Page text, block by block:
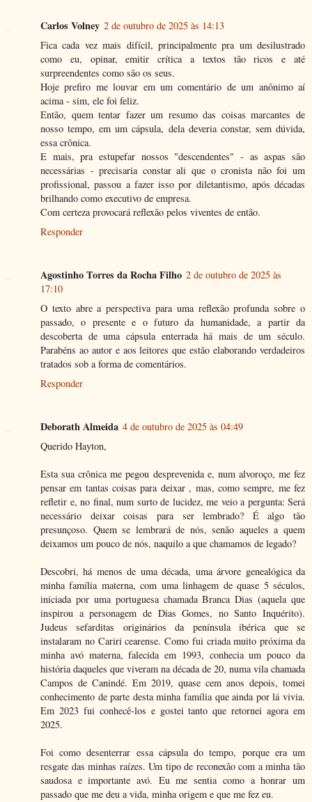
Carlos Volney 2 de outubro de 2025 às 14:13
Fica cada vez mais difícil, principalmente pra um desilustrado
como eu, opinar, emitir crítica a textos tão ricos e até
surpreendentes como são os seus.
Hoje prefiro me louvar em um comentário de um anônimo aí
acima - sim, ele foi feliz.
Então, quem tentar fazer um resumo das coisas marcantes de
nosso tempo, em um cápsula, dela deveria constar, sem dúvida,
essa crônica.
E mais, pra estupefar nossos "descendentes" - as aspas são
necessárias - precisaria constar ali que o cronista não foi um
profissional, passou a fazer isso por diletantismo, após décadas
brilhando como executivo de empresa.
Com certeza provocará reflexão pelos viventes de então.
Responder
Agostinho Torres da Rocha Filho 2 de outubro de 2025 às
17:10
O texto abre a perspectiva para uma reflexão profunda sobre o
passado, o presente e o futuro da humanidade, a partir da
descoberta de uma cápsula enterrada há mais de um século.
Parabéns ao autor e aos leitores que estão elaborando verdadeiros
tratados sob a forma de comentários.
Responder
Deborath Almeida 4 de outubro de 2025 às 04:49
Querido Hayton,
Esta sua crônica me pegou desprevenida e, num alvoroço, me fez
pensar em tantas coisas para deixar , mas, como sempre, me fez
refletir e, no final, num surto de lucidez, me veio a pergunta: Será
necessário deixar coisas para ser lembrado? É algo tão
presunçoso. Quem se lembrará de nós, senão aqueles a quem
deixamos um pouco de nós, naquilo a que chamamos de legado?
Descobri, há menos de uma década, uma árvore genealógica da
minha família materna, com uma linhagem de quase 5 séculos,
iniciada por uma portuguesa chamada Branca Dias (aquela que
inspirou a personagem de Dias Gomes, no Santo Inquérito).
Judeus sefarditas originários da península ibérica que se
instalaram no Cariri cearense. Como fui criada muito próxima da
minha avó materna, falecida em 1993, conhecia um pouco da
história daqueles que viveram na década de 20, numa vila chamada
Campos de Canindé. Em 2019, quase cem anos depois, tomei
conhecimento de parte desta minha família que ainda por lá vivia.
Em 2023 fui conhecê-los e gostei tanto que retornei agora em
2025.
Foi como desenterrar essa cápsula do tempo, porque era um
resgate das minhas raízes. Um tipo de reconexão com a minha tão
saudosa e importante avó. Eu me sentia como a honrar um
passado que me deu a vida, minha origem e que me fez eu.